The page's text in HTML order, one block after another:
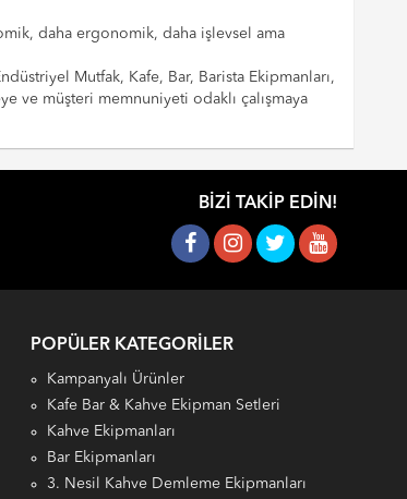
daha ergonomik, daha işlevsel ama
Mutfak, Kafe, Bar, Barista Ekipmanları,
ve müşteri memnuniyeti odaklı çalışmaya
BIZI TAKIP EDIN!
POPÜLER KATEGORILER
Kampanyalı Ürünler
Kafe Bar & Kahve Ekipman Setleri
Kahve Ekipmanları
Bar Ekipmanları
3. Nesil Kahve Demleme Ekipmanları